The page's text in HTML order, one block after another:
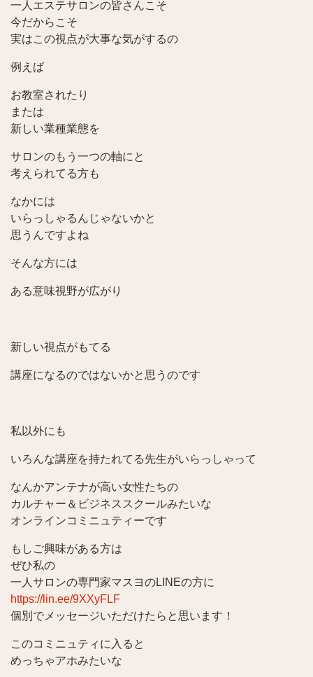
一人エステサロンの皆さんこそ
今だからこそ
実はこの視点が大事な気がするの
例えば
お教室されたり
または
新しい業種業態を
サロンのもう一つの軸にと
考えられてる方も
なかには
いらっしゃるんじゃないかと
思うんですよね
そんな方には
ある意味視野が広がり
新しい視点がもてる
講座になるのではないかと思うのです
私以外にも
いろんな講座を持たれてる先生がいらっしゃって
なんかアンテナが高い女性たちの
カルチャー＆ビジネススクールみたいな
オンラインコミニュティーです
もしご興味がある方は
ぜひ私の
一人サロンの専門家マスヨのLINEの方に
https://lin.ee/9XXyFLF
個別でメッセージいただけたらと思います！
このコミニュティに入ると
めっちゃアホみたいな